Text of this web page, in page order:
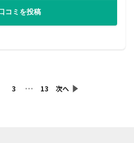
コミを投稿
3 … 13 次へ